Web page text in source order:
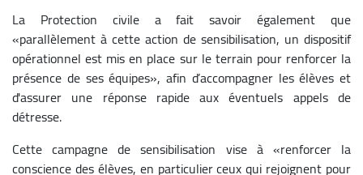
La Protection civile a fait savoir également que
«parallèlement à cette action de sensibilisation, un dispositif
opérationnel est mis en place sur le terrain pour renforcer la
présence de ses équipes», afin d’accompagner les élèves et
d'assurer une réponse rapide aux éventuels appels de
détresse.
Cette campagne de sensibilisation vise à «renforcer la
conscience des élèves, en particulier ceux qui rejoignent pour